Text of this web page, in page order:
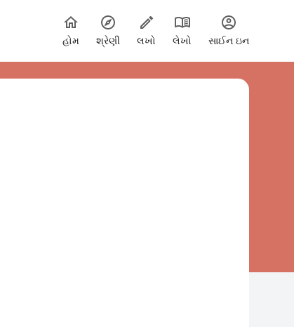
હોમ શ્રેણી લખો લેખો સાઈન ઇન